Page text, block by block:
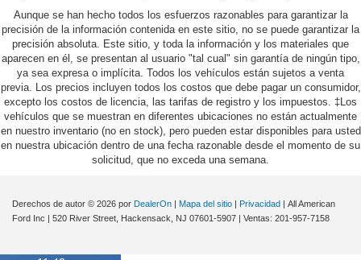
Aunque se han hecho todos los esfuerzos razonables para garantizar la
precisión de la información contenida en este sitio, no se puede garantizar la
precisión absoluta. Este sitio, y toda la información y los materiales que
aparecen en él, se presentan al usuario "tal cual" sin garantía de ningún tipo,
ya sea expresa o implícita. Todos los vehículos están sujetos a venta
previa. Los precios incluyen todos los costos que debe pagar un consumidor,
excepto los costos de licencia, las tarifas de registro y los impuestos. ‡Los
vehículos que se muestran en diferentes ubicaciones no están actualmente
en nuestro inventario (no en stock), pero pueden estar disponibles para usted
en nuestra ubicación dentro de una fecha razonable desde el momento de su
solicitud, que no exceda una semana.
Derechos de autor © 2026 por DealerOn Mapa del sitio Privacidad | All American
Ford Inc
520 River Street, Hackensack, NJ 07601-5907 | Ventas: 201-957-7158